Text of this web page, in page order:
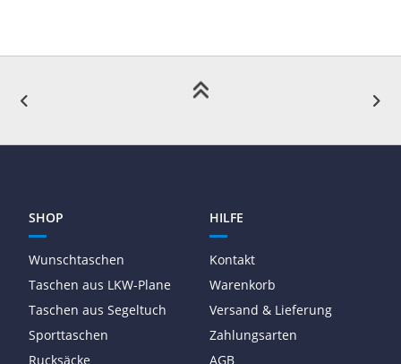
SHOP
Wunschtaschen
Taschen aus LKW-Plane
Taschen aus Segeltuch
Sporttaschen
Rucksäcke
HILFE
Kontakt
Warenkorb
Versand & Lieferung
Zahlungsarten
AGB